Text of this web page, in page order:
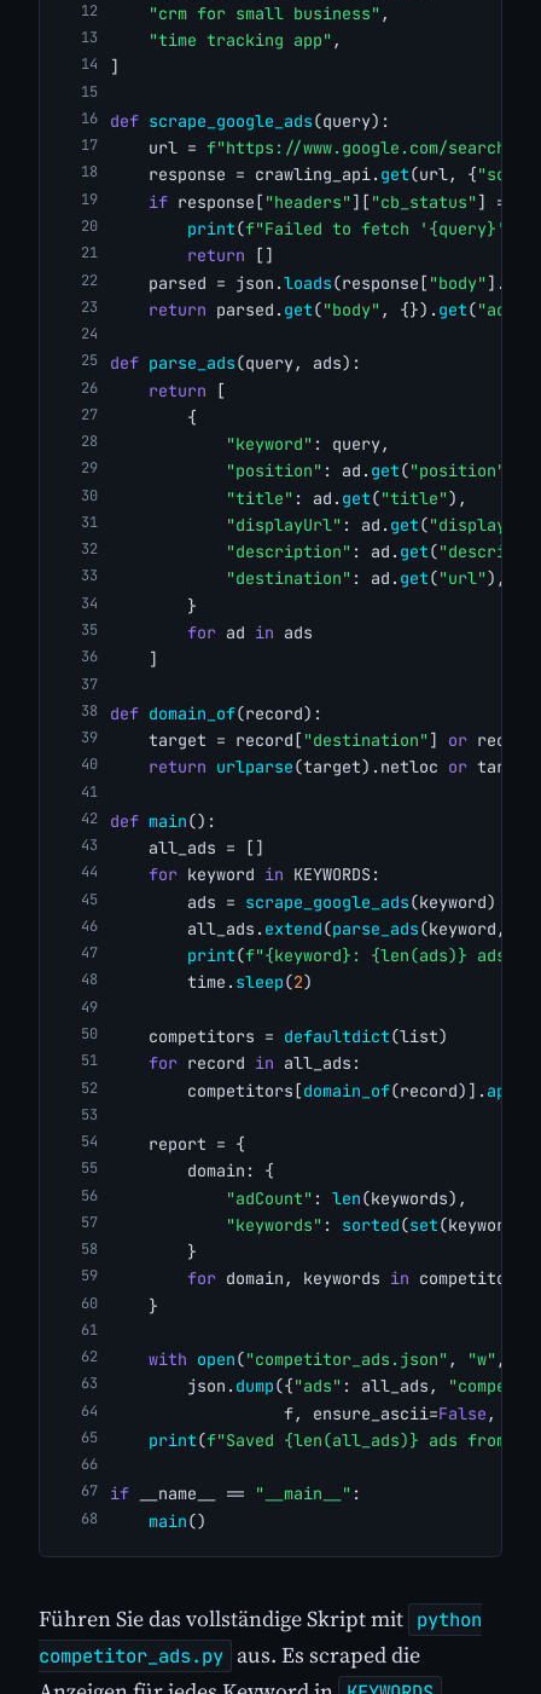
"crm for small business" ,
"time tracking app" ,
]
def scrape_google_ads(query):
    url =
f"https://www.google.com/
    response = crawling_api.
get(url, {
if response[ "headers" ][ "cb_status" ] !=
print(f"Failed to fetch '{query}'"
return []
    parsed = json.
loads(response[ "body" ].
return parsed. get("body" , {}). get("ads"
def parse_ads(query, ads):
return [
        {
"keyword" : query,
"position" : ad. get("position"
"title" : ad. get("title"),
"displayUrl" : ad. get(
"description" : ad. get(
"destination" : ad. get("url"),
        }
for ad in ads
    ]
def domain_of(record):
    target = record[
"destination" ] or
return urlparse(target).netloc or target
def main():
    all_ads = []
for keyword in KEYWORDS:
        ads =
scrape_google_ads(keyword)
        all_ads.
extend(parse_ads(keyword,
print(f"{keyword}: {len(ads)} ads"
        time.
sleep(2)
    competitors =
defaultdict(list)
for record in all_ads:
        competitors[
domain_of(record)].
    report = {
        domain: {
"adCount" : len(keywords),
"keywords" : sorted(set
        }
for domain, keywords in competitors.
    }
with open("competitor_ads.json" , "w" ,
        json.
dump({"ads" : all_ads,
                  f, ensure_ascii=
False ,
print(f"Saved {len(all_ads)} ads from
if __name__ == "__main__" :
main()
Führen Sie das vollständige Skript mit python
competitor_ads.py aus. Es scraped die